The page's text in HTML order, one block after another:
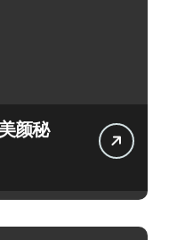
颜秘